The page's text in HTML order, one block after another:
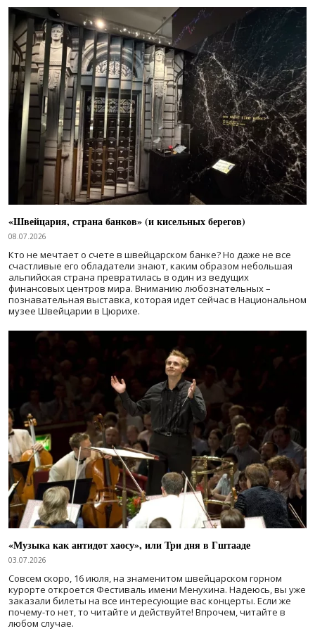
«Швейцария, страна банков» (и кисельных берегов)
08.07.2026
Кто не мечтает о счете в швейцарском банке? Но даже не все
счастливые его обладатели знают, каким образом небольшая
альпийская страна превратилась в один из ведущих
финансовых центров мира. Вниманию любознательных –
познавательная выставка, которая идет сейчас в Национальном
музее Швейцарии в Цюрихе.
«Музыка как антидот хаосу», или Три дня в Гштааде
03.07.2026
Совсем скоро, 16 июля, на знаменитом швейцарском горном
курорте откроется Фестиваль имени Менухина. Надеюсь, вы уже
заказали билеты на все интересующие вас концерты. Если же
почему-то нет, то читайте и действуйте! Впрочем, читайте в
любом случае.